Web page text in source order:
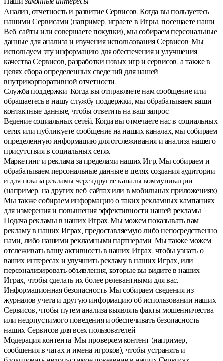
Анализ, отчетность и развитие Сервисов. Когда вы пользуетесь
нашими Сервисами (например, играете в Игры, посещаете наши
Веб-сайты или совершаете покупки), мы собираем персональные
данные для анализа и изучения использования Сервисов. Мы
используем эту информацию для обеспечения и улучшения
качества Сервисов, разработки новых игр и сервисов, а также в
целях сбора определенных сведений для нашей
внутрикорпоративной отчетности.
Служба поддержки. Когда вы отправляете нам сообщение или
обращаетесь в нашу службу поддержки, мы обрабатываем ваши
контактные данные, чтобы ответить на ваш запрос.
Ведение социальных сетей. Когда вы отмечаете нас в социальных
сетях или публикуете сообщение на наших каналах, мы собираем
определенную информацию для отслеживания и анализа нашего
присутствия в социальных сетях.
Маркетинг и реклама за пределами наших Игр. Мы собираем и
обрабатываем персональные данные в целях создания аудитории
и для показа рекламы через другие каналы коммуникации
(например, на других веб-сайтах или в мобильных приложениях).
Мы также собираем информацию о таких рекламных кампаниях
для измерения и повышения эффективности нашей рекламы.
Подача рекламы в наших Играх. Мы можем показывать вам
рекламу в наших Играх, предоставляемую либо непосредственно
нами, либо нашими рекламными партнерами. Мы также можем
отслеживать вашу активность в наших Играх, чтобы узнать о
ваших интересах и улучшить рекламу в наших Играх, или
персонализировать объявления, которые вы видите в наших
Играх, чтобы сделать их более релевантными для вас.
Информационная безопасность. Мы собираем сведения из
журналов учета и другую информацию об использовании наших
Сервисов, чтобы путем анализа выявлять факты мошенничества
или недопустимого поведения и обеспечивать безопасность
наших Сервисов для всех пользователей.
Модерация контента. Мы проверяем контент (например,
сообщения в чатах и имена игроков), чтобы устранять и